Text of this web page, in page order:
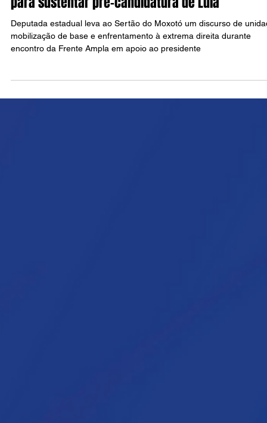
Dani Portela defende frente popular em
para sustentar pré-candidatura de Lula
Deputada estadual leva ao Sertão do Moxotó um discurso de